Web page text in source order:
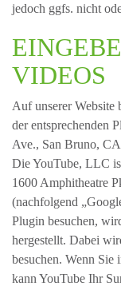
jedoch ggfs. nicht
VIDEOS
Auf unserer Website
der entsprechenden
Ave., San Bruno,
Die YouTube, LLC
1600 Amphitheatre
(nachfolgend
Plugin besuchen,
hergestellt. Dabei
besuchen. Wenn Sie
kann YouTube Ihr